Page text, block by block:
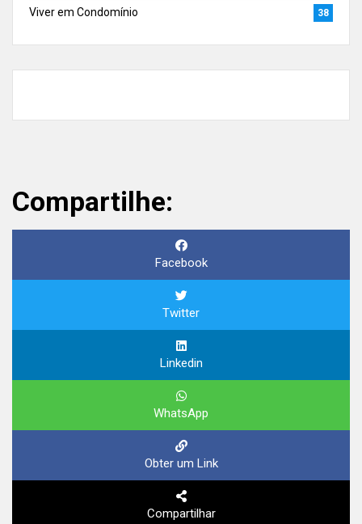
Viver em Condomínio 38
Compartilhe:
Facebook
Twitter
Linkedin
WhatsApp
Obter um Link
Compartilhar